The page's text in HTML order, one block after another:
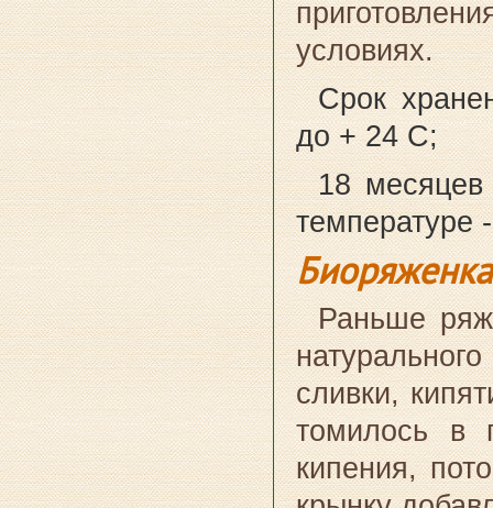
условиях.
Срок
до + 24 С;
18
температуре
Биоряженка
Раньше
сливки,
томилось в
кипения,